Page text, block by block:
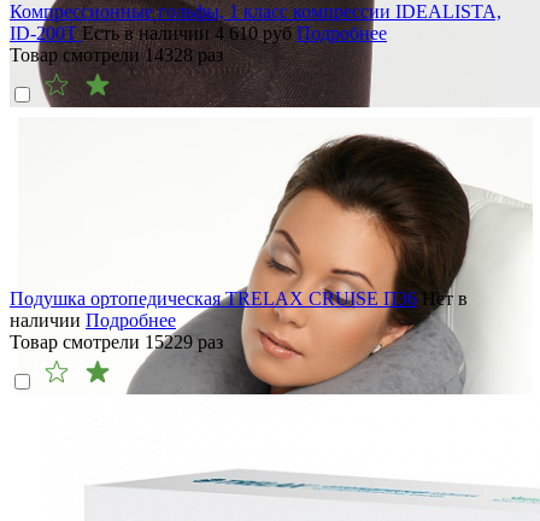
Компрессионные гольфы, 1 класс компрессии IDEALISTA,
ID-200TЕсть в наличии 4 610руб Подробнее
Товар смотрели14328 раз
Подушка ортопедическая TRELAX CRUISE П36 Нет в
наличии Подробнее
Товар смотрели 15229 раз